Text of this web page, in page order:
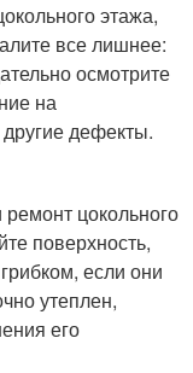
этажа,
все лишнее:
осмотрите
на
дефекты.
цокольного
поверхность,
если они
утеплен,
его